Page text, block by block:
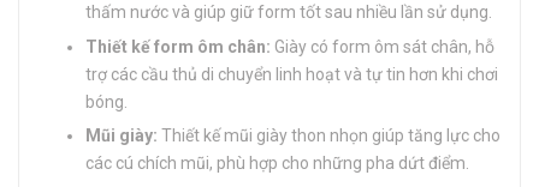
thấm nước và giúp giữ form tốt sau nhiều lần sử dụng.
Thiết kế form ôm chân: Giày có form ôm sát chân, hỗ
trợ các cầu thủ di chuyển linh hoạt và tự tin hơn khi chơi
bóng.
Mũi giày: Thiết kế mũi giày thon nhọn giúp tăng lực cho
các cú chích mũi, phù hợp cho những pha dứt điểm.